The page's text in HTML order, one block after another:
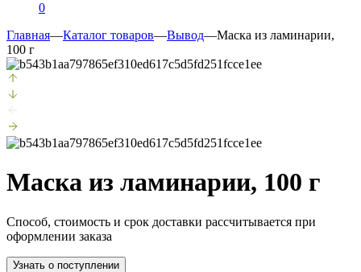
0
Главная—Каталог товаров—Вывод—Маска из ламинарии,
100 г
Маска из ламинарии, 100 г
Способ, стоимость и срок доставки рассчитывается при
оформлении заказа
Узнать о поступлении